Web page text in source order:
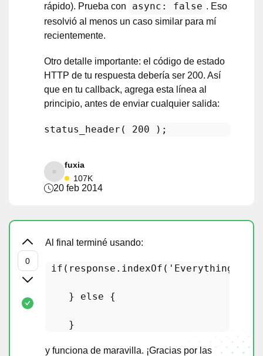
rápido). Prueba con
async: false . Eso
resolvió al menos un caso similar para mí
recientemente.
Otro detalle importante: el código de estado
HTTP de tu respuesta debería ser 200. Así
que en tu callback, agrega esta línea al
principio, antes de enviar cualquier salida:
status_header ( 200
fuxia
107K
20 feb 2014
Al final terminé usando:
if (response. indexOf ( 'Everything\'s
    }
else {
y funciona de maravilla. ¡Gracias por las